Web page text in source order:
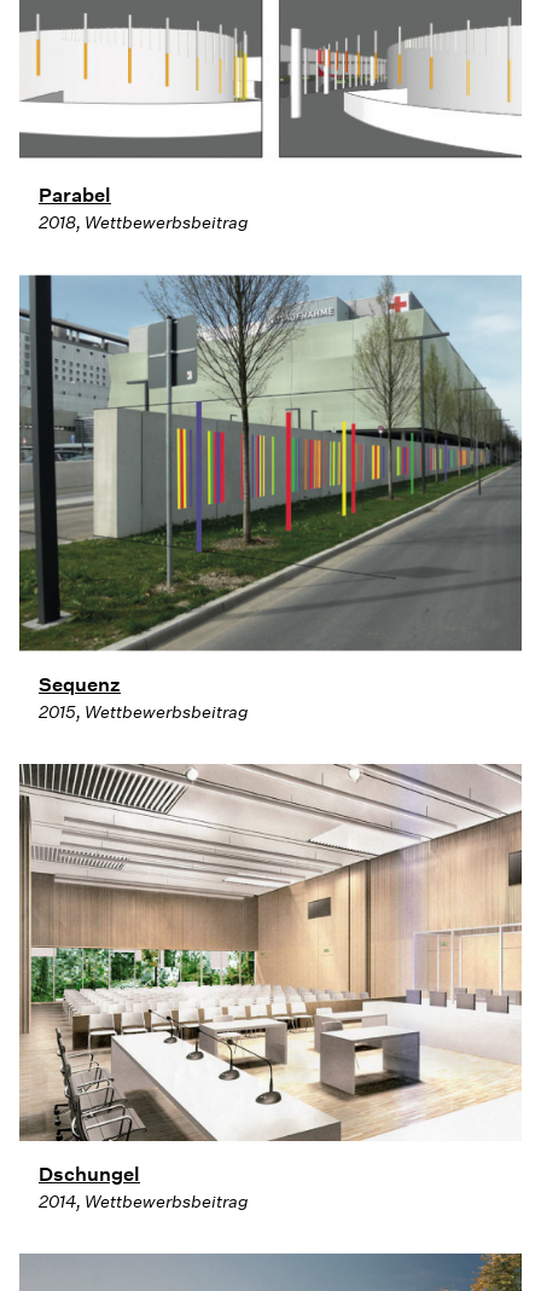
Parabel
2018, Wettbewerbsbeitrag
Sequenz
2015, Wettbewerbsbeitrag
Dschungel
2014, Wettbewerbsbeitrag